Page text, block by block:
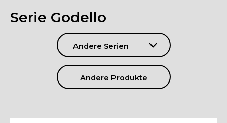
Serie Godello
Andere Serien
Andere Produkte